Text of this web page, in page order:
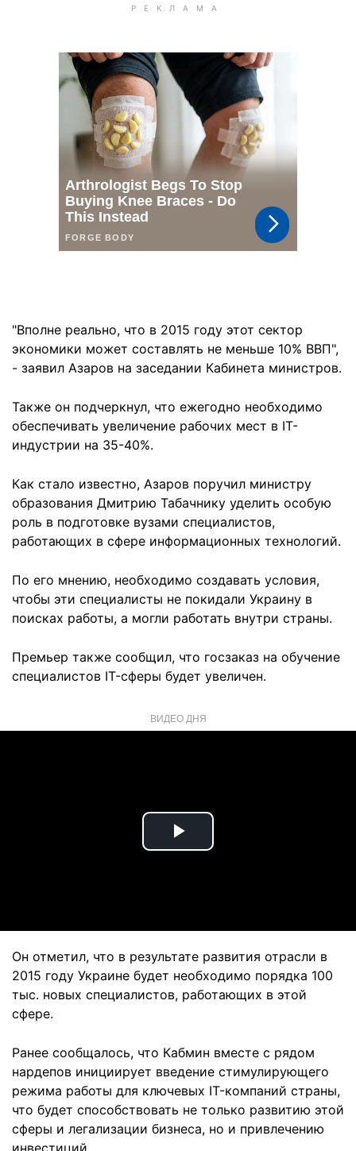
"Вполне реально, что в 2015 году этот сектор
экономики может составлять не меньше 10% ВВП",
- заявил Азаров на заседании Кабинета министров.
Также он подчеркнул, что ежегодно необходимо
обеспечивать увеличение рабочих мест в IT-
индустрии на 35-40%.
Как стало известно, Азаров поручил министру
образования Дмитрию Табачнику уделить особую
роль в подготовке вузами специалистов,
работающих в сфере информационных технологий.
По его мнению, необходимо создавать условия,
чтобы эти специалисты не покидали Украину в
поисках работы, а могли работать внутри страны.
Премьер также сообщил, что госзаказ на обучение
специалистов IT-сферы будет увеличен.
ВИДЕО ДНЯ
Play
Он отметил, что в результате развития отрасли в
2015 году Украине будет необходимо порядка 100
тыс. новых специалистов, работающих в этой
сфере.
Ранее сообщалось, что Кабмин вместе с рядом
нардепов инициирует введение стимулирующего
режима работы для ключевых IT-компаний страны,
что будет способствовать не только развитию этой
сферы и легализации бизнеса, но и привлечению
инвестиций.